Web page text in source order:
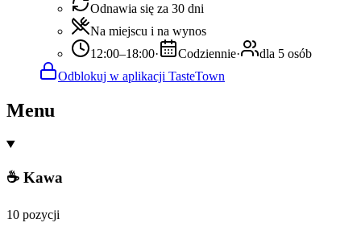
Odnawia się za 30 dni
Na miejscu i na wynos
12:00–18:00· Codziennie·
dla 5 osób
Odblokuj w aplikacji TasteTown
Menu
☕ Kawa
10 pozycji